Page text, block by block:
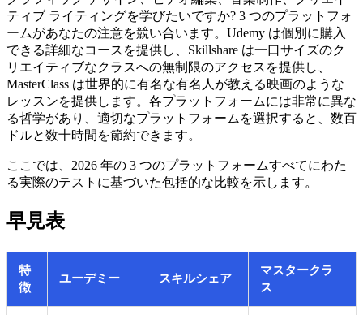
ティブ ライティングを学びたいですか? 3 つのプラットフォ
ームがあなたの注意を競い合います。Udemy は個別に購入
できる詳細なコースを提供し、Skillshare は一口サイズのク
リエイティブなクラスへの無制限のアクセスを提供し、
MasterClass は世界的に有名な有名人が教える映画のような
レッスンを提供します。各プラットフォームには非常に異な
る哲学があり、適切なプラットフォームを選択すると、数百
ドルと数十時間を節約できます。
ここでは、2026 年の 3 つのプラットフォームすべてにわた
る実際のテストに基づいた包括的な比較を示します。
早見表
特
徴
ユーデミー スキルシェア
マスタークラ
ス